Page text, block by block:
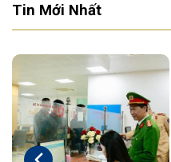
Tin Mới Nhất